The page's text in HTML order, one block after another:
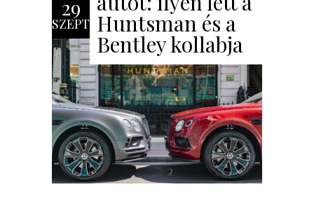
29
SZEPT Huntsman és a
Bentley kollabja